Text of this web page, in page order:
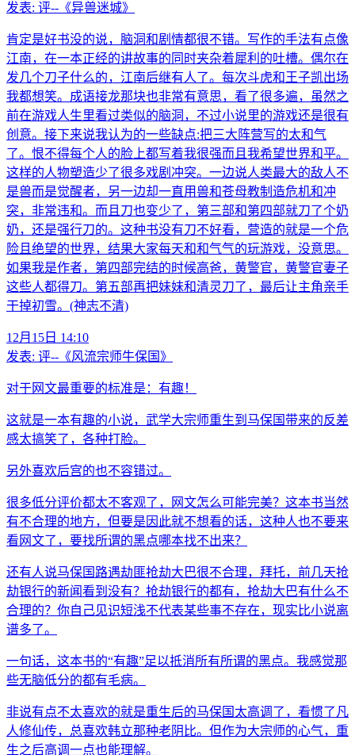
发表: 评--《异兽迷城》
肯定是好书没的说，脑洞和剧情都很不错。写作的手法有点像
江南，在一本正经的讲故事的同时夹杂着犀利的吐槽。偶尔在
发几个刀子什么的，江南后继有人了。每次斗虎和王子凯出场
我都想笑。成语接龙那块也非常有意思，看了很多遍，虽然之
前在游戏人生里看过类似的脑洞，不过小说里的游戏还是很有
创意。接下来说我认为的一些缺点:把三大阵营写的太和气
了。恨不得每个人的脸上都写着我很强而且我希望世界和平。
这样的人物塑造少了很多戏剧冲突。一边说人类最大的敌人不
是兽而是觉醒者，另一边却一直用兽和苍母教制造危机和冲
突，非常违和。而且刀也变少了，第三部和第四部就刀了个奶
奶，还是强行刀的。这种书没有刀不好看，营造的就是一个危
险且绝望的世界，结果大家每天和和气气的玩游戏，没意思。
如果我是作者，第四部完结的时候高爸，黄警官，黄警官妻子
这些人都得刀。第五部再把妹妹和清灵刀了，最后让主角亲手
干掉初雪。(神志不清)
12月15日 14:10
发表: 评--《风流宗师牛保国》
对于网文最重要的标准是：有趣！
这就是一本有趣的小说，武学大宗师重生到马保国带来的反差
感太搞笑了，各种打脸。
另外喜欢后宫的也不容错过。
很多低分评价都太不客观了，网文怎么可能完美？这本书当然
有不合理的地方，但要是因此就不想看的话，这种人也不要来
看网文了，要找所谓的黑点哪本找不出来？
还有人说马保国路遇劫匪抢劫大巴很不合理，拜托，前几天抢
劫银行的新闻看到没有？抢劫银行的都有，抢劫大巴有什么不
合理的？你自己见识短浅不代表某些事不存在，现实比小说离
谱多了。
一句话，这本书的“有趣”足以抵消所有所谓的黑点。我感觉那
些无脑低分的都有毛病。
非说有点不太喜欢的就是重生后的马保国太高调了，看惯了凡
人修仙传，总喜欢韩立那种老阴比。但作为大宗师的心气，重
生之后高调一点也能理解。